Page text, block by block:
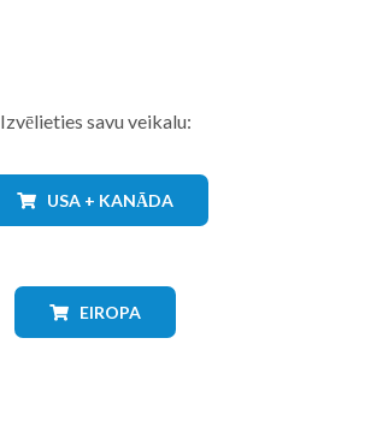
Izvēlieties savu veikalu:
USA + KANĀDA
EIROPA